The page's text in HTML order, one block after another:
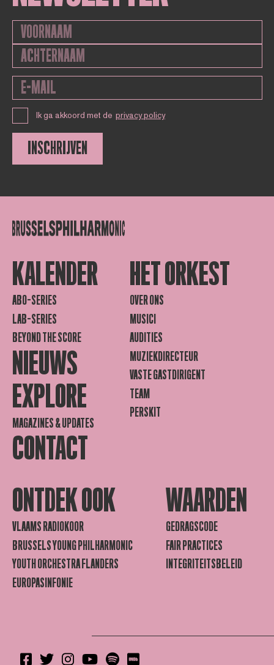
Ik ga akkoord met de privacy policy
INSCHRIJVEN
KALENDER
ABO-SERIES
LAB-SERIES
BEYOND THE SCORE
NIEUWS
EXPLORE
MAGAZINES & UPDATES
CONTACT
HET ORKEST
OVER ONS
MUSICI
AUDITIES
MUZIEKDIRECTEUR
VASTE GASTDIRIGENT
TEAM
PERSKIT
ONTDEK OOK
VLAAMS RADIOKOOR
BRUSSELS YOUNG PHILHARMONIC
YOUTH ORCHESTRA FLANDERS
EUROPASINFONIE
WAARDEN
GEDRAGSCODE
FAIR PRACTICES
INTEGRITEITSBELEID